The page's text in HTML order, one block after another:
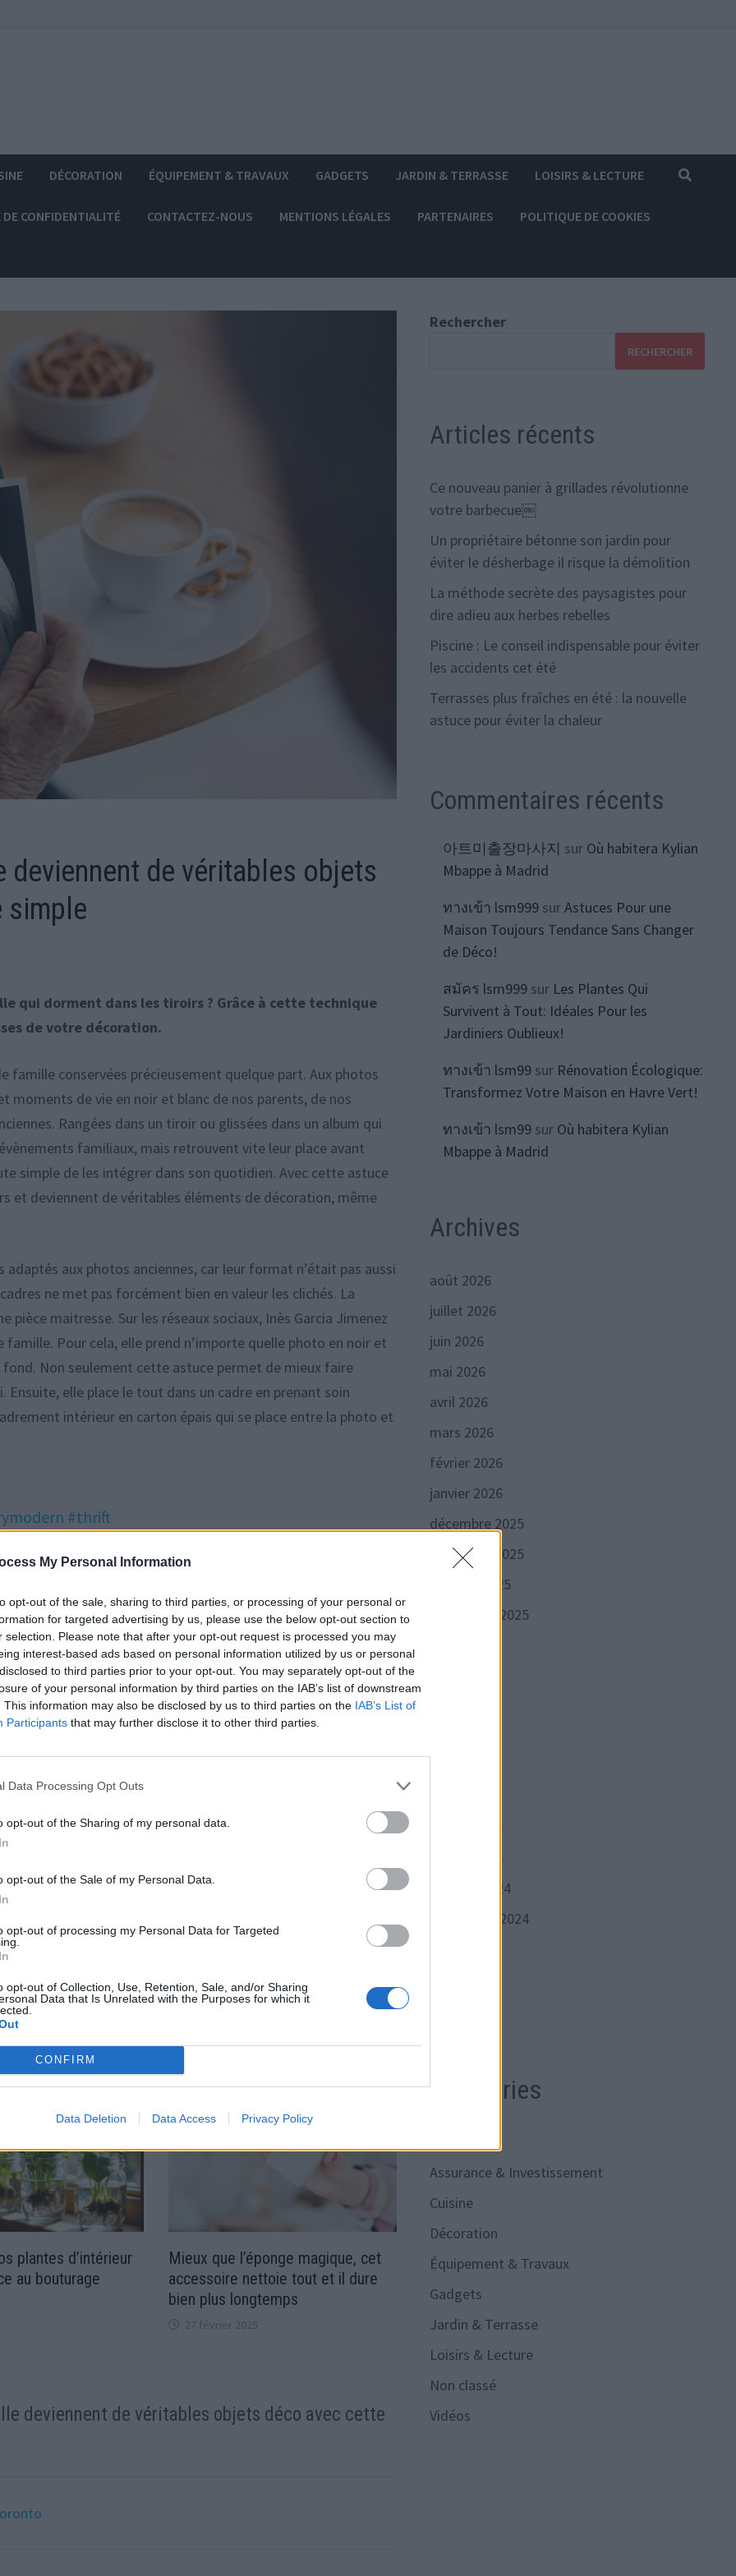
My Personal Information
opt-out of the sale, sharing to third parties, or processing of your personal or
for targeted advertising by us, please use the below opt-out section to
selection. Please note that after your opt-out request is processed you may
interest-based ads based on personal information utilized by us or personal
to third parties prior to your opt-out. You may separately opt-out of the
of your personal information by third parties on the IAB’s list of downstream
This information may also be disclosed by us to third parties on the IAB’s List of
Participants that may further disclose it to other third parties.
Data Processing Opt Outs
opt-out of the Sharing of my personal data.
opt-out of the Sale of my Personal Data.
opt-out of processing my Personal Data for Targeted
opt-out of Collection, Use, Retention, Sale, and/or Sharing
Data that Is Unrelated with the Purposes for which it
CONFIRM
Data Deletion Data Access Privacy Policy
DÉCORATION ÉQUIPEMENT & TRAVAUX GADGETS JARDIN & TERRASSE LOISIRS & LECTURE
CONFIDENTIALITÉ CONTACTEZ-NOUS MENTIONS LÉGALES PARTENAIRES POLITIQUE DE COOKIES
de véritables objets
simple
qui dorment dans les tiroirs ? Grâce à cette technique
de votre décoration.
famille conservées précieusement quelque part. Aux photos
moments de vie en noir et blanc de nos parents, de nos
Rangées dans un tiroir ou glissées dans un album qui
familiaux, mais retrouvent vite leur place avant
simple de les intégrer dans son quotidien. Avec cette astuce
et deviennent de véritables éléments de décoration, même
aux photos anciennes, car leur format n’était pas aussi
ne met pas forcément bien en valeur les clichés. La
maitresse. Sur les réseaux sociaux, Inès Garcia Jimenez
Pour cela, elle prend n’importe quelle photo en noir et
Non seulement cette astuce permet de mieux faire
elle place le tout dans un cadre en prenant soin
intérieur en carton épais qui se place entre la photo et
#thrift
PUBLICATION SUIVANTEPublication
Cet invité indésirable s’installe dans les placards
le début
→
plantes d’intérieur
au bouturage
Mieux que l’éponge magique, cet
accessoire nettoie tout et il dure
bien plus longtemps
27 février 2025
deviennent de véritables objets déco avec cette
Rechercher
RECHERCHER
Articles récents
Ce nouveau panier à grillades révolutionne
votre barbecue￼
Un propriétaire bétonne son jardin pour
éviter le désherbage il risque la démolition
La méthode secrète des paysagistes pour
dire adieu aux herbes rebelles
Piscine : Le conseil indispensable pour éviter
les accidents cet été
Terrasses plus fraîches en été : la nouvelle
astuce pour éviter la chaleur
Commentaires récents
아트미출장마사지 sur Où habitera Kylian
Mbappe à Madrid
ทางเข้า lsm999surAstuces Pour une
Maison Toujours Tendance Sans Changer
de Déco!
สมัคร lsm999sur Les Plantes Qui
Survivent à Tout: Idéales Pour les
Jardiniers Oublieux!
ทางเข้า lsm99sur Rénovation Écologique:
Transformez Votre Maison en Havre Vert!
ทางเข้า lsm99sur Où habitera Kylian
Mbappe à Madrid
Archives
août 2026
juillet 2026
juin 2026
mai 2026
avril 2026
mars 2026
février 2026
janvier 2026
décembre 2025
novembre 2025
octobre 2025
septembre 2025
février 2025
janvier 2025
octobre 2024
septembre 2024
Catégories
Assurance & Investissement
Cuisine
Décoration
Équipement & Travaux
Gadgets
Jardin & Terrasse
Loisirs & Lecture
Non classé
Vidéos